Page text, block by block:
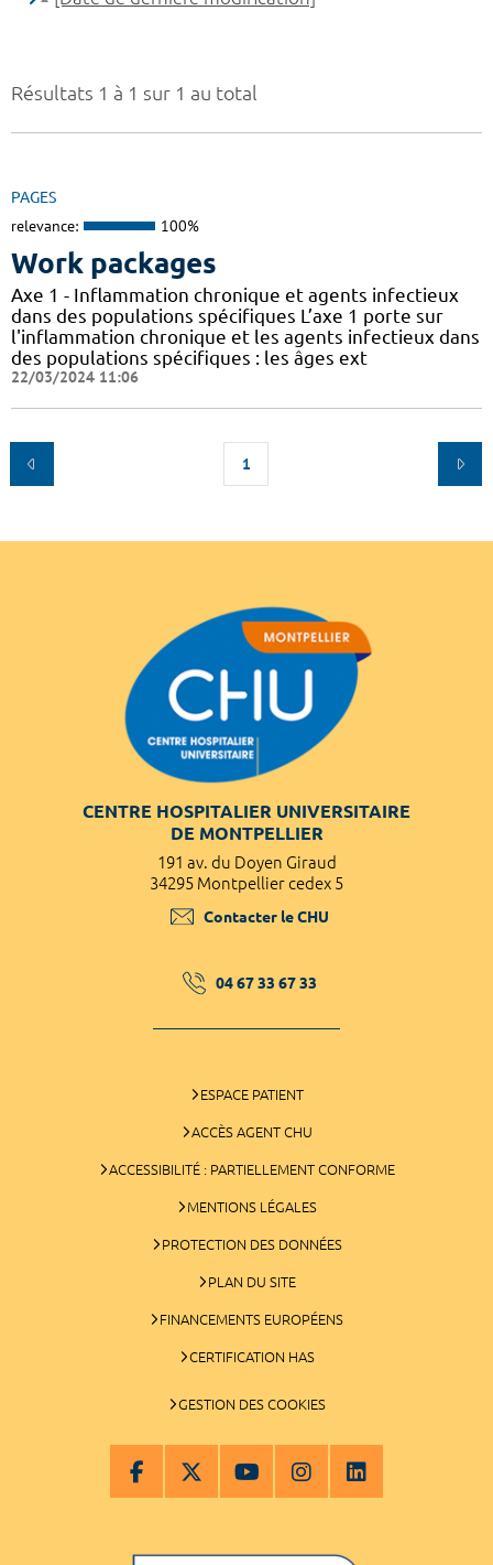
Résultats 1 à 1 sur 1 au total
PAGES
relevance: 100%
Work packages
Axe 1 - Inflammation chronique et agents infectieux
dans des populations spécifiques L’axe 1 porte sur
l'inflammation chronique et les agents infectieux dans
des populations spécifiques : les âges ext
22/03/2024 11:06
1
CENTRE HOSPITALIER UNIVERSITAIRE
DE MONTPELLIER
191 av. du Doyen Giraud
34295 Montpellier cedex 5
Contacter le CHU
04 67 33 67 33
ESPACE PATIENT
ACCÈS AGENT CHU
ACCESSIBILITÉ : PARTIELLEMENT CONFORME
MENTIONS LÉGALES
PROTECTION DES DONNÉES
PLAN DU SITE
FINANCEMENTS EUROPÉENS
CERTIFICATION HAS
GESTION DES COOKIES